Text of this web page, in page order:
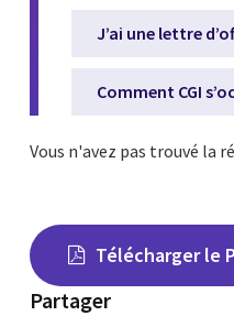
J’ai une lettre
Comment CGI
Vous n'avez pas trouvé la
Télécharger le
Partager